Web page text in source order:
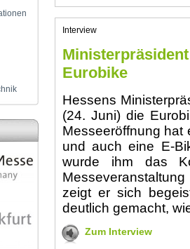
Interview
Eurobike
Hessens
(24. Juni) die
Messeeröffnung hat
und auch eine E-
wurde ihm das
zeigt er sich
deutlich gemacht,
Zum Interview